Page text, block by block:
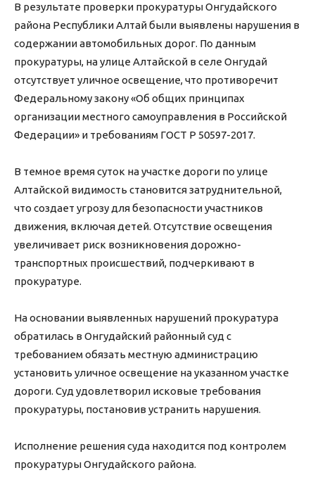
В результате проверки прокуратуры Онгудайского
района Республики Алтай были выявлены нарушения в
содержании автомобильных дорог. По данным
прокуратуры, на улице Алтайской в селе Онгудай
отсутствует уличное освещение, что противоречит
Федеральному закону «Об общих принципах
организации местного самоуправления в Российской
Федерации» и требованиям ГОСТ Р 50597-2017.
В темное время суток на участке дороги по улице
Алтайской видимость становится затруднительной,
что создает угрозу для безопасности участников
движения, включая детей. Отсутствие освещения
увеличивает риск возникновения дорожно-
транспортных происшествий, подчеркивают в
прокуратуре.
На основании выявленных нарушений прокуратура
обратилась в Онгудайский районный суд с
требованием обязать местную администрацию
установить уличное освещение на указанном участке
дороги. Суд удовлетворил исковые требования
прокуратуры, постановив устранить нарушения.
Исполнение решения суда находится под контролем
прокуратуры Онгудайского района.